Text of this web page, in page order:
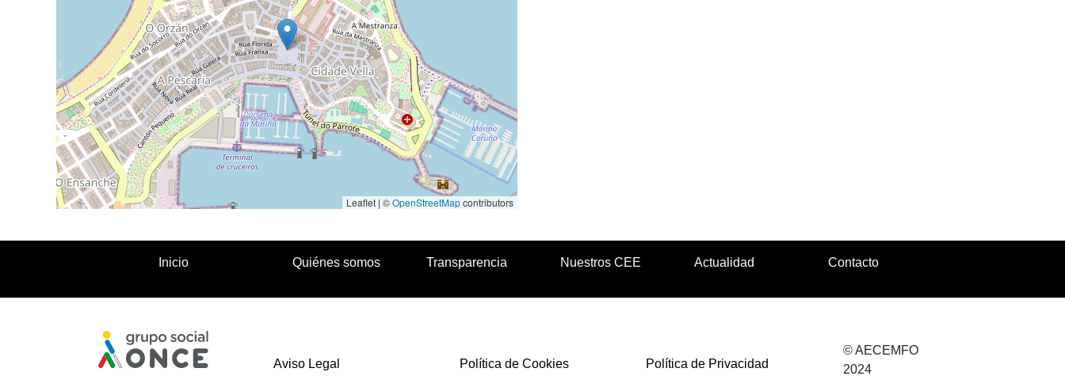
Leaflet | ©OpenStreetMapcontributors
Inicio Quiénes somos Transparencia Nuestros CEE Actualidad Contacto
Aviso Legal Política de Cookies Política de Privacidad
© AECEMFO
2024